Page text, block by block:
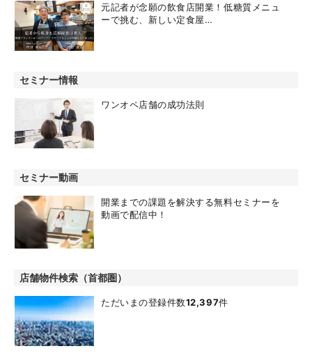
元記者が念願の飲食店開業！低糖質メニュ
ーで挑む、新しい定食屋…
セミナー情報
ワンオペ店舗の成功法則
セミナー動画
開業までの課題を解決する無料セミナーを
動画で配信中！
店舗物件検索（首都圏）
ただいまの登録件数12,397件